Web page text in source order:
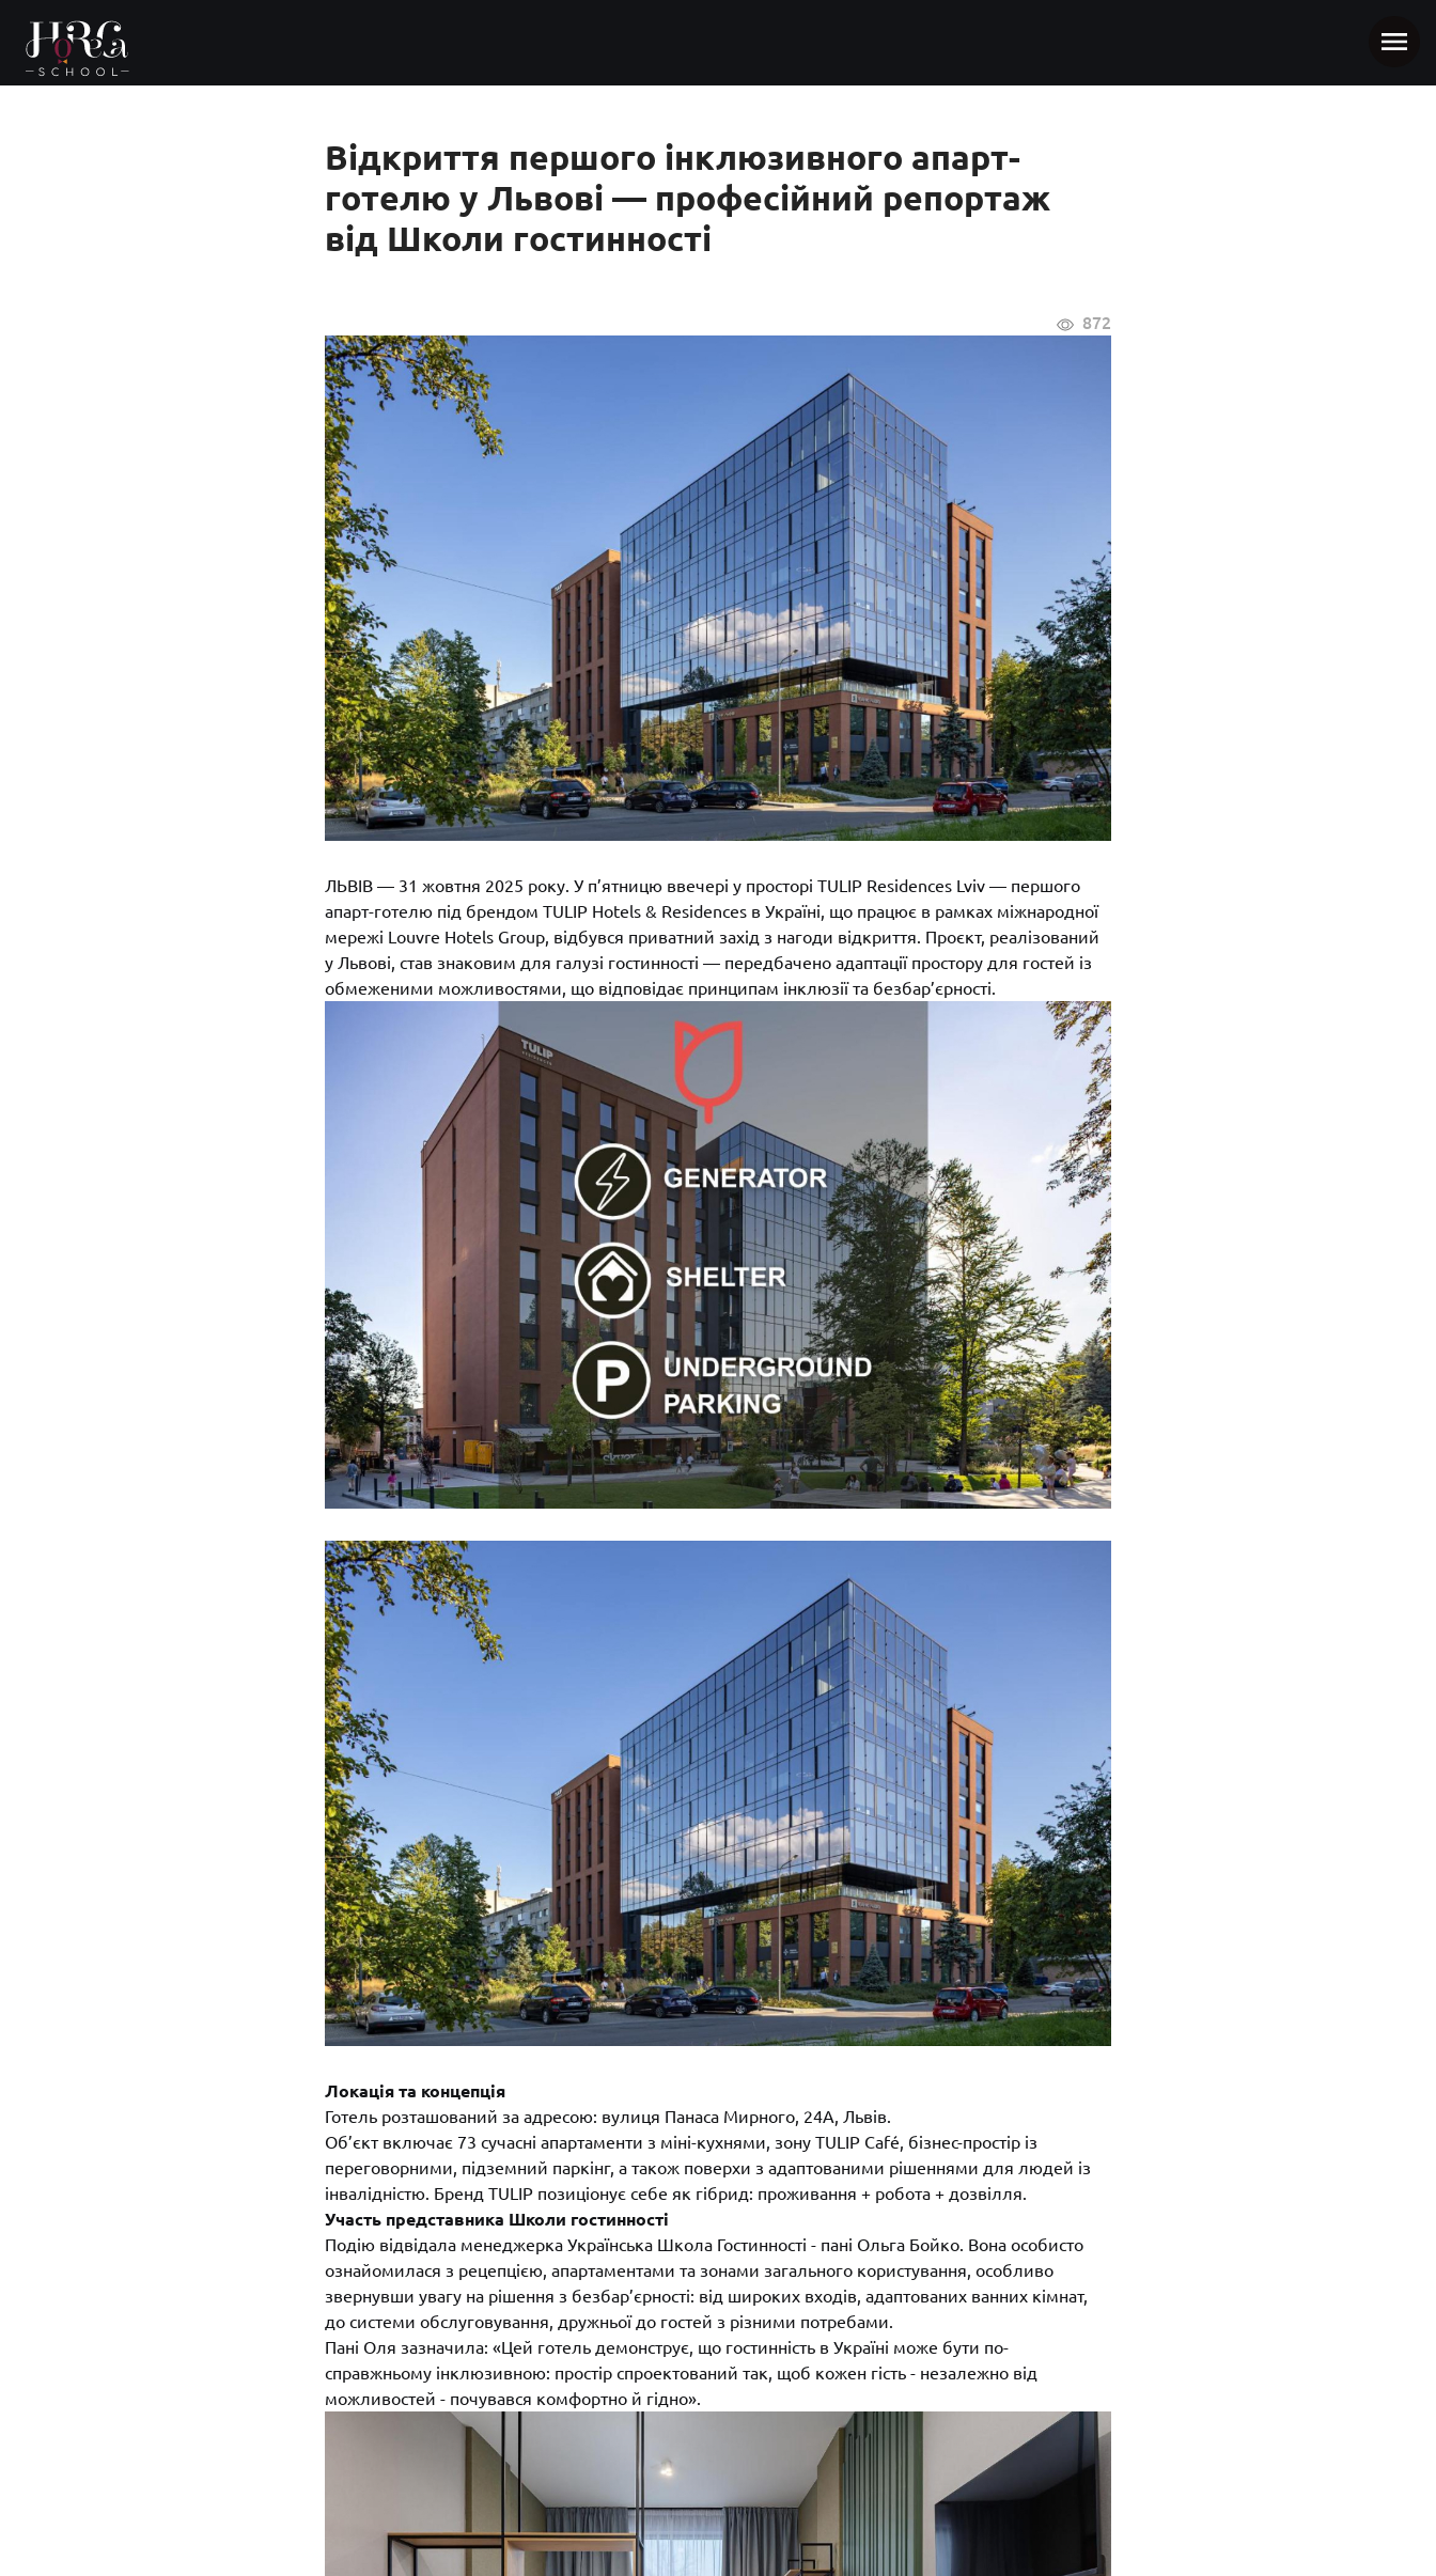
Відкриття першого інклюзивного апарт-
готелю у Львові — професійний репортаж
від Школи гостинності
872
ЛЬВІВ — 31 жовтня 2025 року. У п’ятницю ввечері у просторі TULIP Residences Lviv — першого
апарт-готелю під брендом TULIP Hotels & Residences в Україні, що працює в рамках міжнародної
мережі Louvre Hotels Group, відбувся приватний захід з нагоди відкриття. Проєкт, реалізований
у Львові, став знаковим для галузі гостинності — передбачено адаптації простору для гостей із
обмеженими можливостями, що відповідає принципам інклюзії та безбар’єрності.
Локація та концепція
Готель розташований за адресою: вулиця Панаса Мирного, 24А, Львів.
Об’єкт включає 73 сучасні апартаменти з міні-кухнями, зону TULIP Café, бізнес-простір із
переговорними, підземний паркінг, а також поверхи з адаптованими рішеннями для людей із
інвалідністю. Бренд TULIP позиціонує себе як гібрид: проживання + робота + дозвілля.
Участь представника Школи гостинності
Подію відвідала менеджерка Українська Школа Гостинності - пані Ольга Бойко. Вона особисто
ознайомилася з рецепцією, апартаментами та зонами загального користування, особливо
звернувши увагу на рішення з безбар’єрності: від широких входів, адаптованих ванних кімнат,
до системи обслуговування, дружньої до гостей з різними потребами.
Пані Оля зазначила: «Цей готель демонструє, що гостинність в Україні може бути по-
справжньому інклюзивною: простір спроектований так, щоб кожен гість - незалежно від
можливостей - почувався комфортно й гідно».